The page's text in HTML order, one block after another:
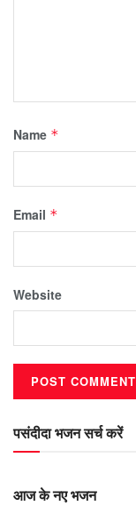
Name *
Email *
Website
पसंदीदा भजन सर्च करें
आज के नए भजन